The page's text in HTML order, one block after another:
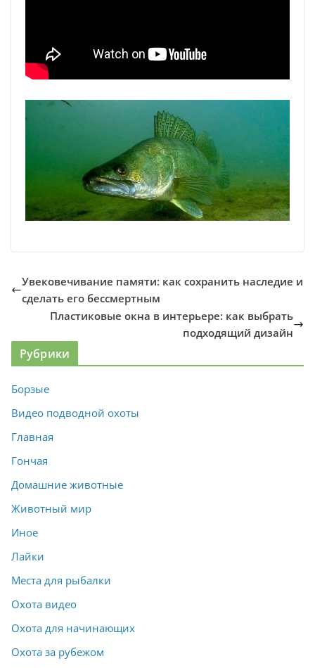
Увековечивание памяти: как сохранить наследие и
сделать его бессмертным
Пластиковые окна в интерьере: как выбрать
подходящий дизайн
Рубрики
Борзые
Видео подводной охоты
Главная
Гончая
Домашние животные
Животный мир
Иное
Лайки
Места для рыбалки
Охота видео
Охота для начинающих
Охота за рубежом